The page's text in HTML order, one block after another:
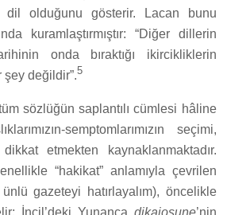
dil olduğunu gösterir. Lacan bunu
kuramlaştırmıştır: “Diğer dillerin
onda bıraktığı ikircikliklerin
değildir”.5
sözlüğün saplantılı cümlesi hâline
semptomlarımızın seçimi,
etmekten kaynaklanmaktadır.
“hakikat” anlamıyla çevrilen
gazeteyi hatırlayalım), öncelikle
İncil’deki Yunanca dikaiosune’nin